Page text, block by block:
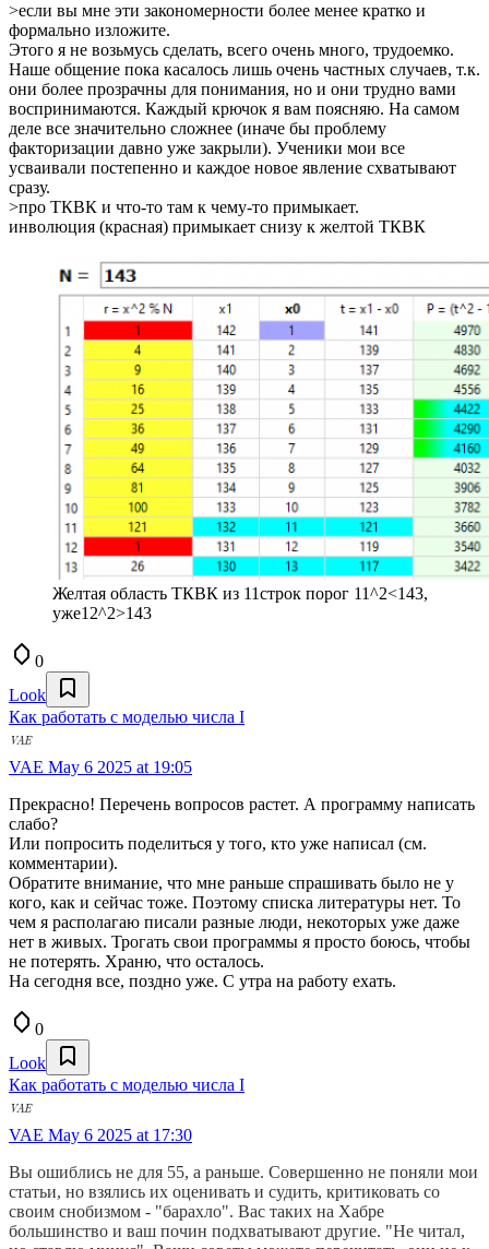
>если вы мне эти закономерности более менее кратко и
формально изложите.
Этого я не возьмусь сделать, всего очень много, трудоемко.
Наше общение пока касалось лишь очень частных случаев, т.к.
они более прозрачны для понимания, но и они трудно вами
воспринимаются. Каждый крючок я вам поясняю. На самом
деле все значительно сложнее (иначе бы проблему
факторизации давно уже закрыли). Ученики мои все
усваивали постепенно и каждое новое явление схватывают
сразу.
>про ТКВК и что-то там к чему-то примыкает.
инволюция (красная) примыкает снизу к желтой ТКВК
Желтая область ТКВК из 11строк порог 11^2<143,
уже12^2>143
0
Look
Как работать с моделью числа I
VAE May 6 2025 at 19:05
Прекрасно! Перечень вопросов растет. А программу написать
слабо?
Или попросить поделиться у того, кто уже написал (см.
комментарии).
Обратите внимание, что мне раньше спрашивать было не у
кого, как и сейчас тоже. Поэтому списка литературы нет. То
чем я располагаю писали разные люди, некоторых уже даже
нет в живых. Трогать свои программы я просто боюсь, чтобы
не потерять. Храню, что осталось.
На сегодня все, поздно уже. С утра на работу ехать.
0
Look
Как работать с моделью числа I
VAE May 6 2025 at 17:30
Вы ошиблись не для 55, а раньше. Совершенно не поняли мои
статьи, но взялись их оценивать и судить, критиковать со
своим снобизмом - "барахло". Вас таких на Хабре
большинство и ваш почин подхватывают другие. "Не читал,